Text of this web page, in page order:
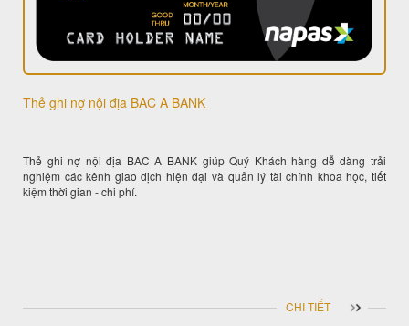
Thẻ ghi nợ nội địa BAC A BANK
Thẻ ghi nợ nội địa BAC A BANK giúp Quý Khách hàng dễ dàng trải
nghiệm các kênh giao dịch hiện đại và quản lý tài chính khoa học, tiết
kiệm thời gian - chi phí.
CHI TIẾT